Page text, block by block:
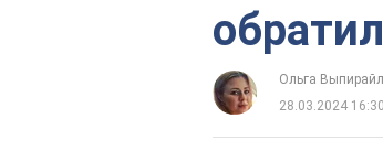
Ольга
28.03.2024 16:30